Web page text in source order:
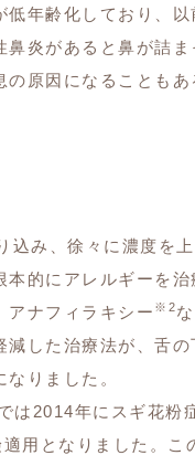
年齢化しており、
炎があると鼻が詰
原因になることもあ
込み、徐々に濃度を
的にアレルギーを
アナフィラキシー ※2
した治療法が、舌
りました。
2014年にスギ花粉
用となりました。こ